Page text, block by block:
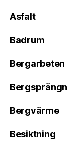
Asfalt
Badrum
Bergarbeten
Bergvärme
Besiktning